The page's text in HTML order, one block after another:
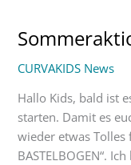
CURVAKIDS News
Hallo Kids, bald ist
starten. Damit es
wieder etwas Tolles
BASTELBOGEN“.